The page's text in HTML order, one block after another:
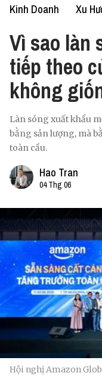
Kinh Doanh Xu
Vì sao làn
tiếp theo
không
Làn sóng xuất khẩu
bằng sản lượng, mà
toàn cầu.
Hao Tran
04 Thg 06
Hội nghị Amazon